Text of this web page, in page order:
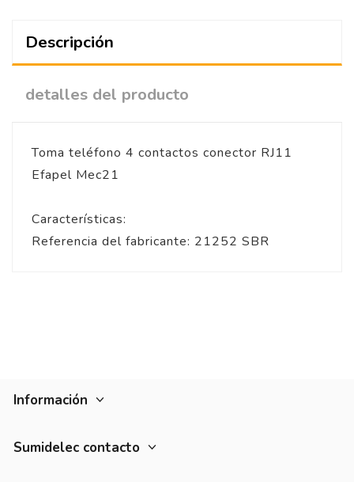
Descripción
detalles del producto
Toma teléfono 4 contactos conector RJ11
Efapel Mec21
Características:
Referencia del fabricante: 21252 SBR
Información
Sumidelec contacto